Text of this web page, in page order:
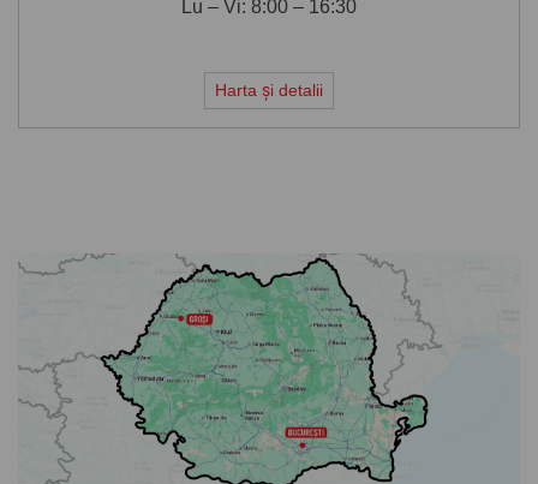
Lu – Vi: 8:00 – 16:30
Harta și detalii